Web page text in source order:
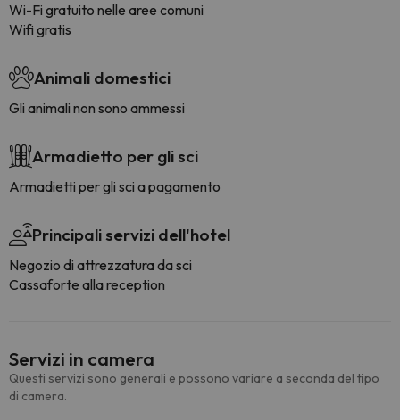
Wi-Fi gratuito nelle aree comuni
Wifi gratis
Animali domestici
Gli animali non sono ammessi
Armadietto per gli sci
Armadietti per gli sci a pagamento
Principali servizi dell'hotel
Negozio di attrezzatura da sci
Cassaforte alla reception
Servizi in camera
Questi servizi sono generali e possono variare a seconda del tipo
di camera.